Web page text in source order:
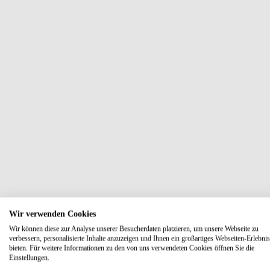
Wir verwenden Cookies
Wir können diese zur Analyse unserer Besucherdaten platzieren, um unsere Webseite zu
verbessern, personalisierte Inhalte anzuzeigen und Ihnen ein großartiges Webseiten-
bieten. Für weitere Informationen zu den von uns verwendeten Cookies öffnen Sie die
Einstellungen.